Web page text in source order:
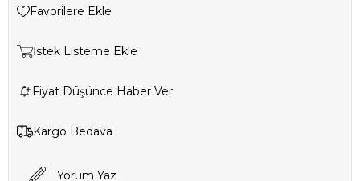
Favorilere Ekle
İstek Listeme Ekle
Fiyat Düşünce Haber Ver
Kargo Bedava
Yorum Yaz